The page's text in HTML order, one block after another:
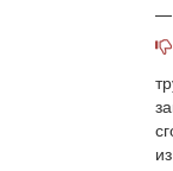
—